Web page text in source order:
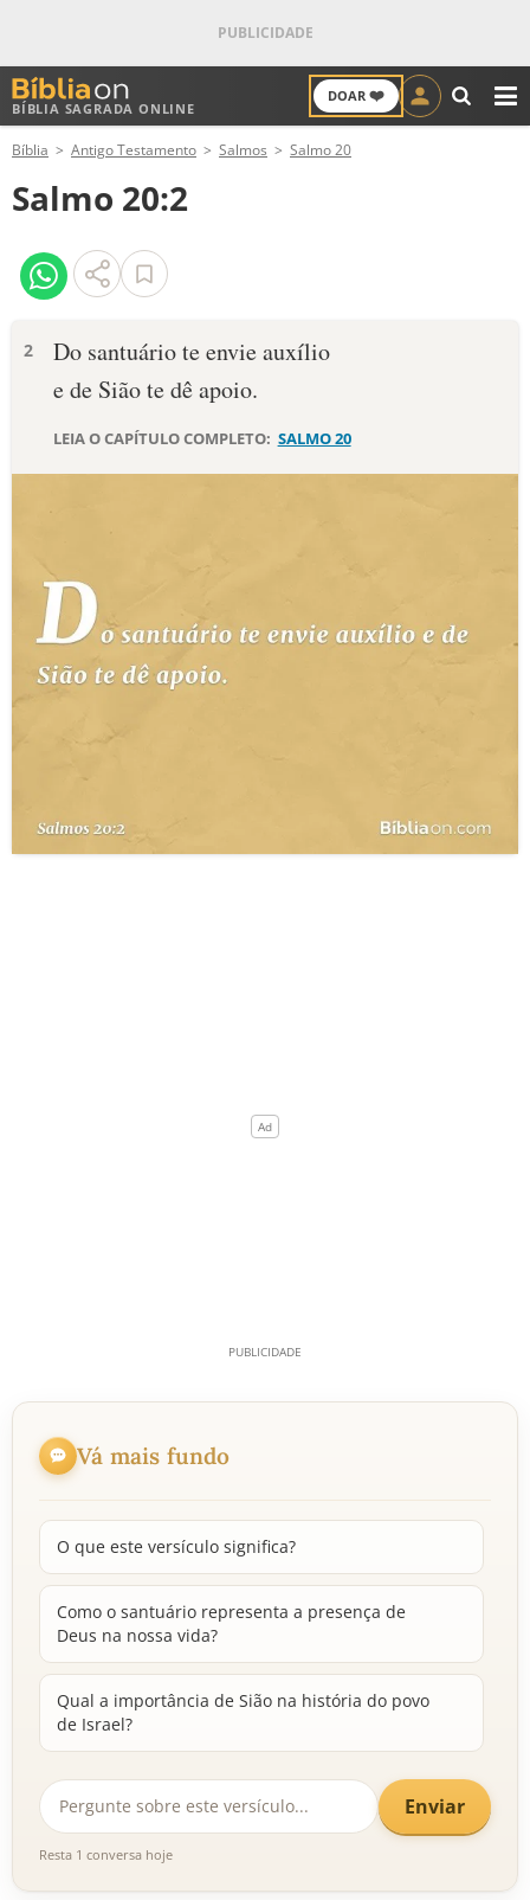
BÍBLIA SAGRADA ONLINE
DOAR ❤️
ANTIGO TESTAMENTO
NOVO TESTAMENTO
VERSÍCULOS
PALAVRA DO DIA
DEVOCIONAL DIÁRIO
10 MANDAMENTOS
ESTUDOS BÍBLICOS
ESBOÇOS DE PREGAÇÃO
PERGUNTE À BÍBLIA
Bíblia Antigo Testamento Salmos Salmo 20
Salmo 20:2
2
Do santuário te envie auxílio
e de Sião te dê apoio.
LEIA O CAPÍTULO COMPLETO: SALMO 20
Vá mais fundo
O que este versículo significa?
Como o santuário representa a presença de
Deus na nossa vida?
Qual a importância de Sião na história do povo
de Israel?
Enviar
Resta 1 conversa hoje